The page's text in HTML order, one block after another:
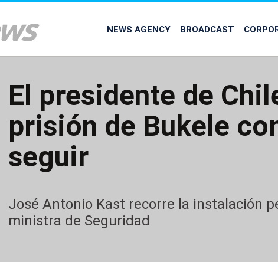
NEWS AGENCY BROADCAST
El presidente de
prisión de Bukele
seguir
José Antonio Kast recorre la instalación
ministra de Seguridad